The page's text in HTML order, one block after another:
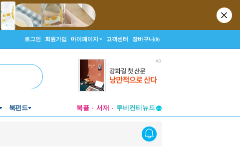
로그인 회원가입 마이페이지 고객센터 장바구니(0)
북펀드 북플 서재
투비컨티뉴드
투비컨티뉴드